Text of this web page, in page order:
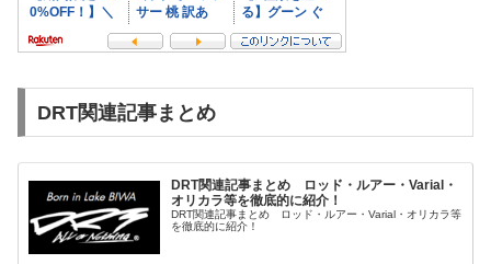
DRT関連記事まとめ
DRT関連記事まとめ ロッド・ルアー・Varial・
オリカラ等を徹底的に紹介！
DRT関連記事まとめ ロッド・ルアー・Varial・オリカラ等
を徹底的に紹介！